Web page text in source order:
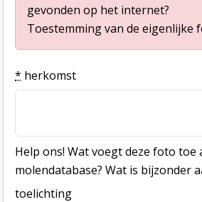
gevonden op het internet?
Toestemming van de eigenlijke
* herkomst
Help ons! Wat voegt deze foto toe
molendatabase? Wat is bijzonder
toelichting